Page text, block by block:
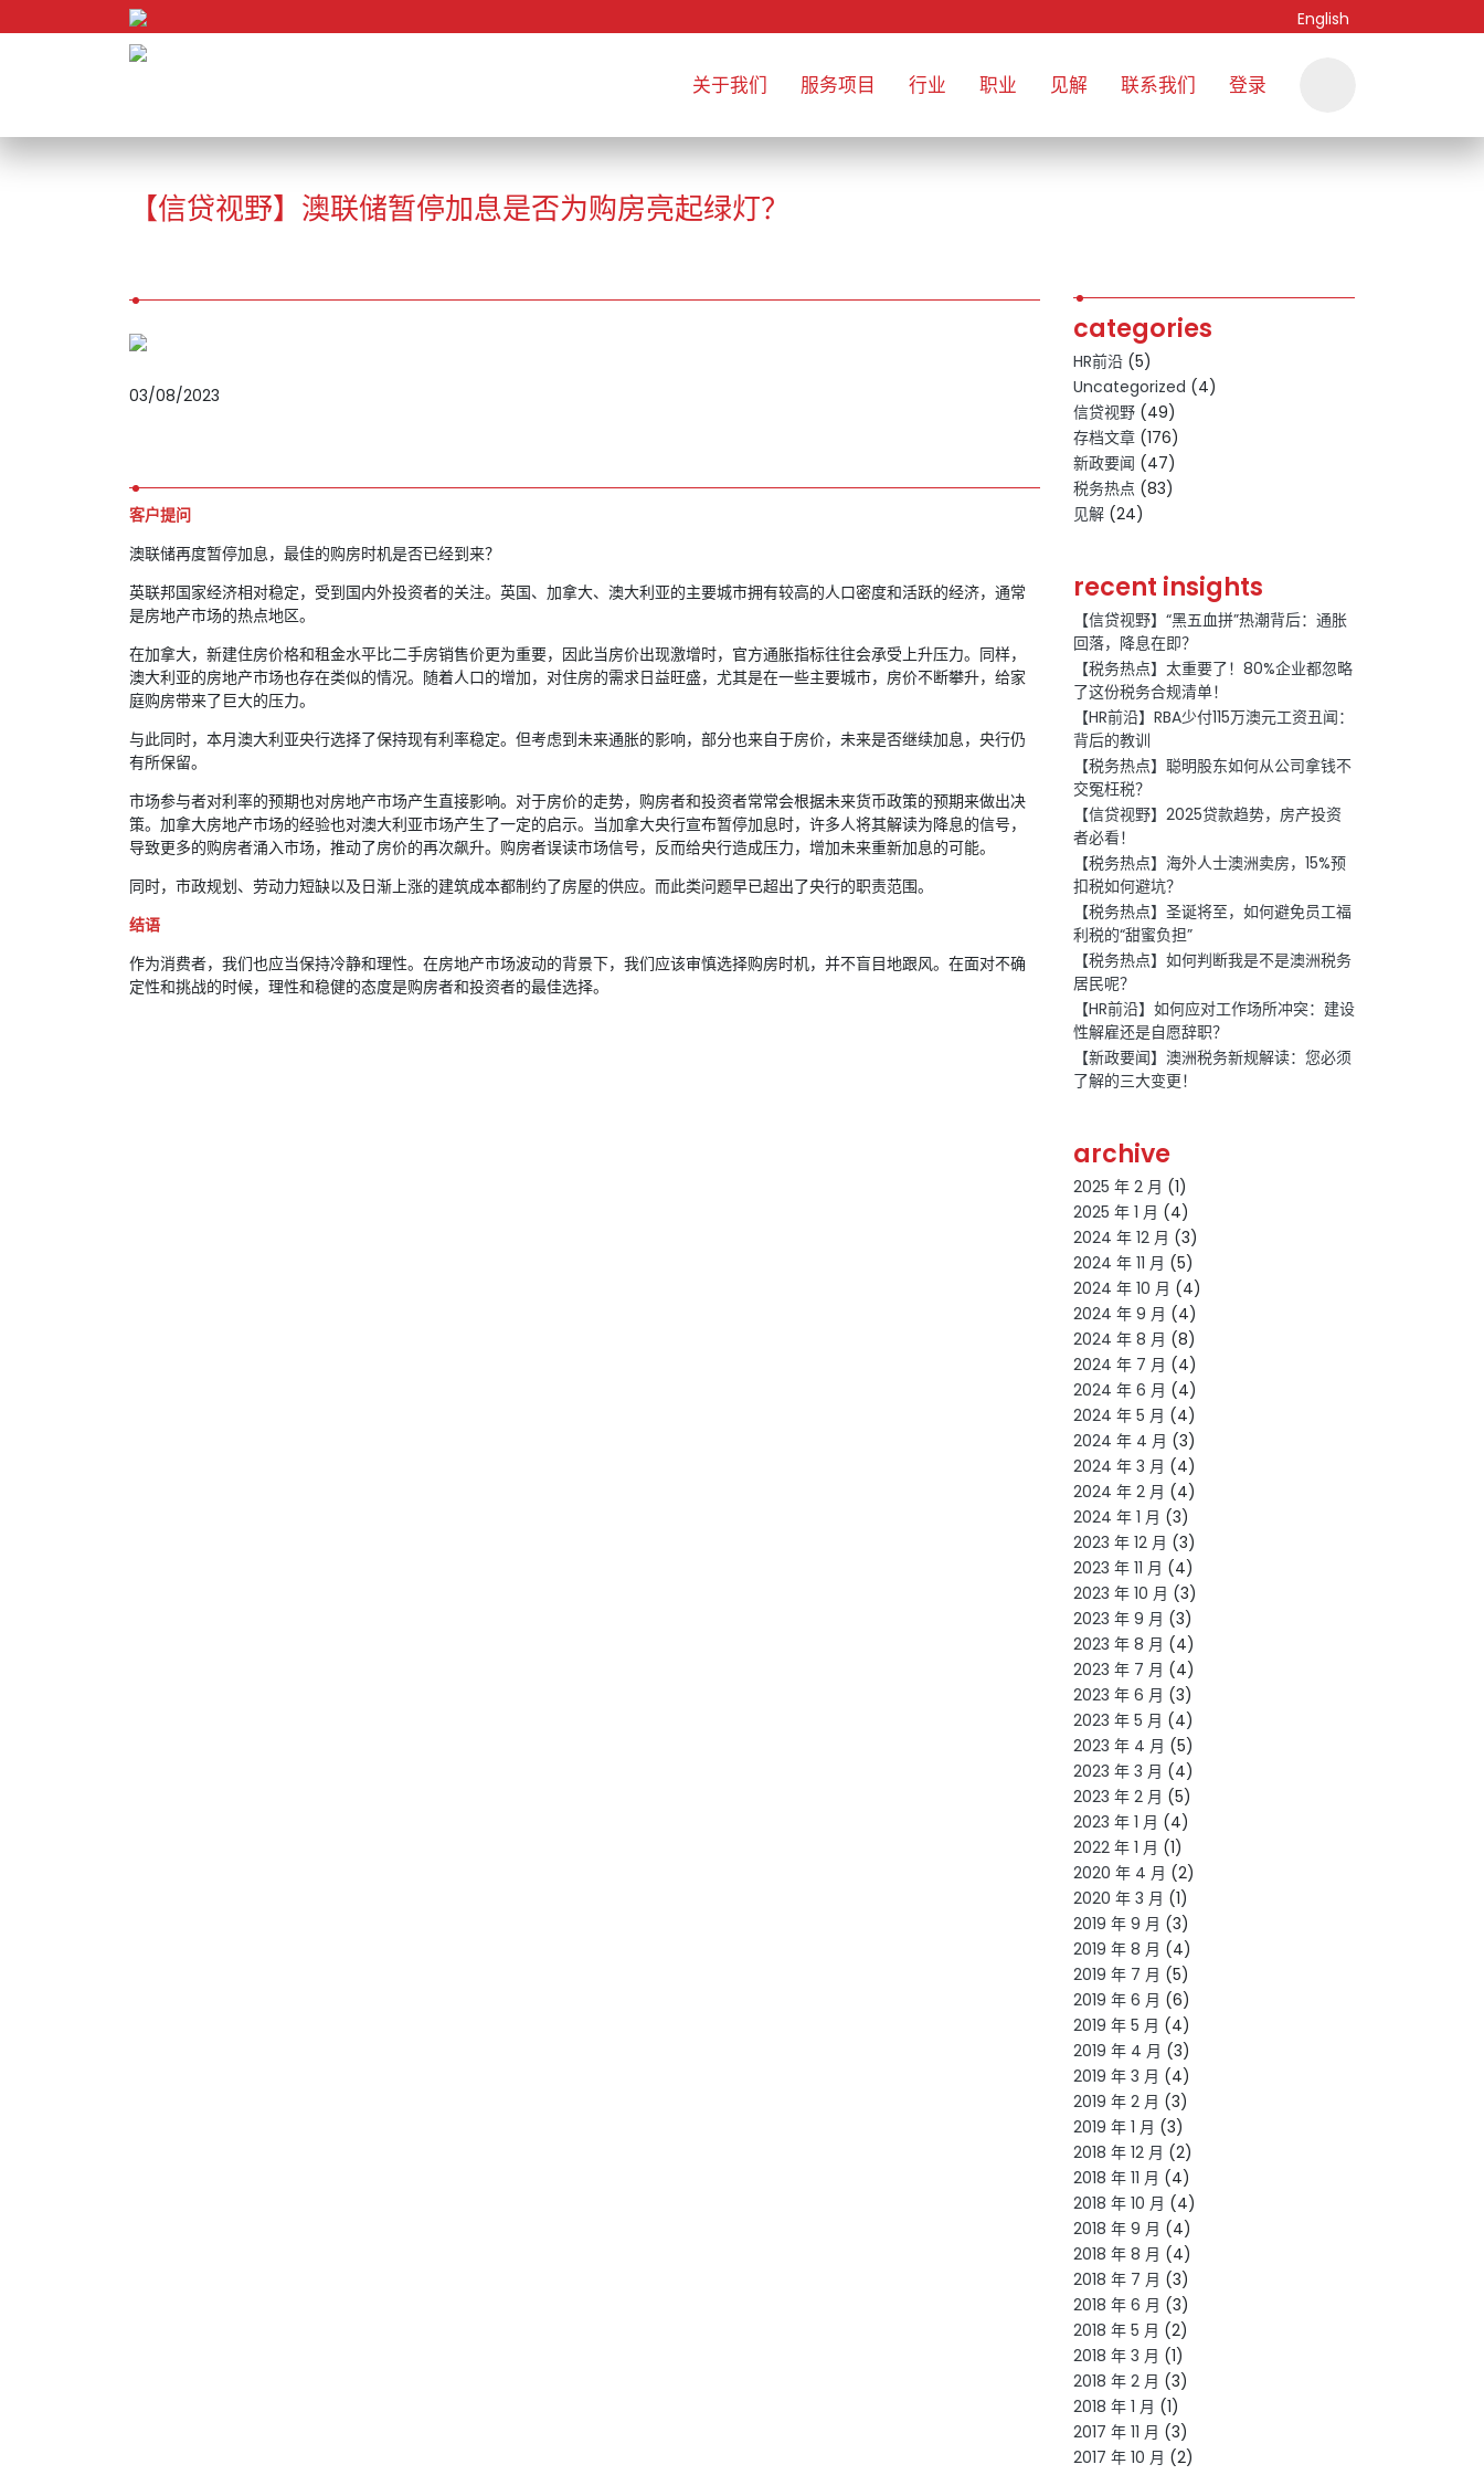
English
关于我们 服务项目 行业 职业 见解 联系我们 登录
【信贷视野】澳联储暂停加息是否为购房亮起绿灯？
03/08/2023
客户提问
澳联储再度暂停加息，最佳的购房时机是否已经到来？
英联邦国家经济相对稳定，受到国内外投资者的关注。英国、加拿大、澳大利亚的主要城市拥有较高的人口密度和活跃的经济，通常
是房地产市场的热点地区。
在加拿大，新建住房价格和租金水平比二手房销售价更为重要，因此当房价出现激增时，官方通胀指标往往会承受上升压力。同样，
澳大利亚的房地产市场也存在类似的情况。随着人口的增加，对住房的需求日益旺盛，尤其是在一些主要城市，房价不断攀升，给家
庭购房带来了巨大的压力。
与此同时，本月澳大利亚央行选择了保持现有利率稳定。但考虑到未来通胀的影响，部分也来自于房价，未来是否继续加息，央行仍
有所保留。
市场参与者对利率的预期也对房地产市场产生直接影响。对于房价的走势，购房者和投资者常常会根据未来货币政策的预期来做出决
策。加拿大房地产市场的经验也对澳大利亚市场产生了一定的启示。当加拿大央行宣布暂停加息时，许多人将其解读为降息的信号，
导致更多的购房者涌入市场，推动了房价的再次飙升。购房者误读市场信号，反而给央行造成压力，增加未来重新加息的可能。
同时，市政规划、劳动力短缺以及日渐上涨的建筑成本都制约了房屋的供应。而此类问题早已超出了央行的职责范围。
结语
作为消费者，我们也应当保持冷静和理性。在房地产市场波动的背景下，我们应该审慎选择购房时机，并不盲目地跟风。在面对不确
定性和挑战的时候，理性和稳健的态度是购房者和投资者的最佳选择。
categories
HR前沿 (5)
Uncategorized (4)
信贷视野 (49)
存档文章 (176)
新政要闻 (47)
税务热点 (83)
见解 (24)
recent insights
【信贷视野】“黑五血拼”热潮背后：通胀
回落，降息在即？
【税务热点】太重要了！80%企业都忽略
了这份税务合规清单！
【HR前沿】RBA少付115万澳元工资丑闻：
背后的教训
【税务热点】聪明股东如何从公司拿钱不
交冤枉税？
【信贷视野】2025贷款趋势，房产投资
者必看！
【税务热点】海外人士澳洲卖房，15%预
扣税如何避坑？
【税务热点】圣诞将至，如何避免员工福
利税的“甜蜜负担”
【税务热点】如何判断我是不是澳洲税务
居民呢？
【HR前沿】如何应对工作场所冲突：建设
性解雇还是自愿辞职？
【新政要闻】澳洲税务新规解读：您必须
了解的三大变更！
archive
2025 年 2 月 (1)
2025 年 1 月 (4)
2024 年 12 月 (3)
2024 年 11 月 (5)
2024 年 10 月 (4)
2024 年 9 月 (4)
2024 年 8 月 (8)
2024 年 7 月 (4)
2024 年 6 月 (4)
2024 年 5 月 (4)
2024 年 4 月 (3)
2024 年 3 月 (4)
2024 年 2 月 (4)
2024 年 1 月 (3)
2023 年 12 月 (3)
2023 年 11 月 (4)
2023 年 10 月 (3)
2023 年 9 月 (3)
2023 年 8 月 (4)
2023 年 7 月 (4)
2023 年 6 月 (3)
2023 年 5 月 (4)
2023 年 4 月 (5)
2023 年 3 月 (4)
2023 年 2 月 (5)
2023 年 1 月 (4)
2022 年 1 月 (1)
2020 年 4 月 (2)
2020 年 3 月 (1)
2019 年 9 月 (3)
2019 年 8 月 (4)
2019 年 7 月 (5)
2019 年 6 月 (6)
2019 年 5 月 (4)
2019 年 4 月 (3)
2019 年 3 月 (4)
2019 年 2 月 (3)
2019 年 1 月 (3)
2018 年 12 月 (2)
2018 年 11 月 (4)
2018 年 10 月 (4)
2018 年 9 月 (4)
2018 年 8 月 (4)
2018 年 7 月 (3)
2018 年 6 月 (3)
2018 年 5 月 (2)
2018 年 3 月 (1)
2018 年 2 月 (3)
2018 年 1 月 (1)
2017 年 11 月 (3)
2017 年 10 月 (2)